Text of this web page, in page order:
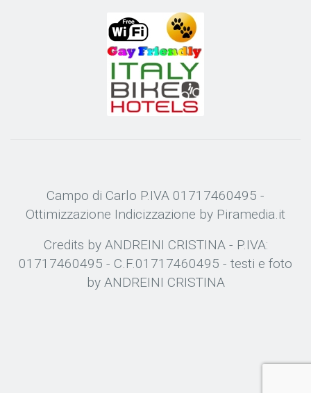
Campo di Carlo P.IVA 01717460495 -
Ottimizzazione Indicizzazione by Piramedia.it
Credits by ANDREINI CRISTINA - P.IVA:
01717460495 - C.F.01717460495 - testi e foto
by ANDREINI CRISTINA